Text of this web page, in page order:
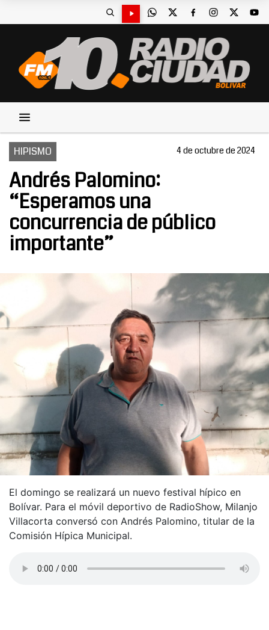
HIPISMO 4 de octubre de 2024
Andrés Palomino:
“Esperamos una
concurrencia de público
importante”
El domingo se realizará un nuevo festival hípico en
Bolívar. Para el móvil deportivo de RadioShow, Milanjo
Villacorta conversó con Andrés Palomino, titular de la
Comisión Hípica Municipal.